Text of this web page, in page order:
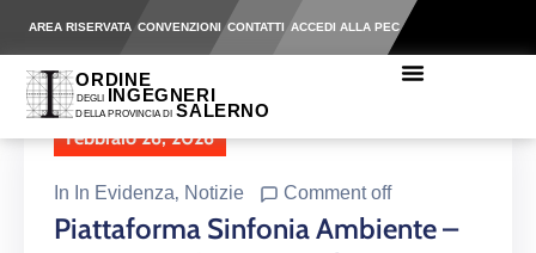
AREA RISERVATA CONVENZIONI CONTATTI ACCEDI ALLA PEC
Febbraio 26, 2026
In In Evidenza‚ Notizie Comment off
Piattaforma Sinfonia Ambiente –